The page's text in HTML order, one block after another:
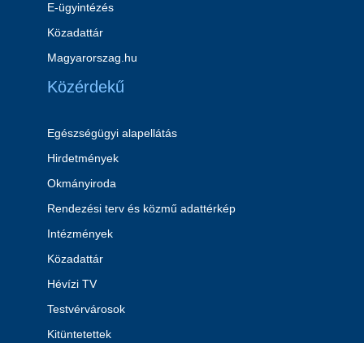
E-ügyintézés
Közadattár
Magyarorszag.hu
Közérdekű
Egészségügyi alapellátás
Hirdetmények
Okmányiroda
Rendezési terv és közmű adattérkép
Intézmények
Közadattár
Hévízi TV
Testvérvárosok
Kitüntetettek